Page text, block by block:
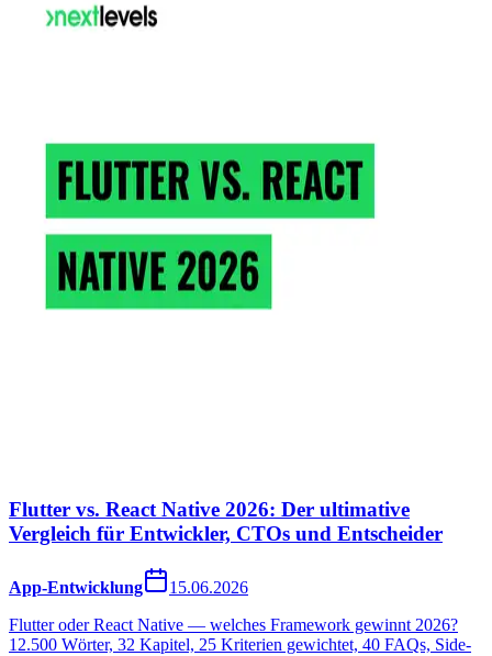
Flutter vs. React Native 2026: Der ultimative
Vergleich für Entwickler, CTOs und Entscheider
App-Entwicklung
15.06.2026
Flutter oder React Native — welches Framework gewinnt 2026?
12.500 Wörter, 32 Kapitel, 25 Kriterien gewichtet, 40 FAQs, Side-